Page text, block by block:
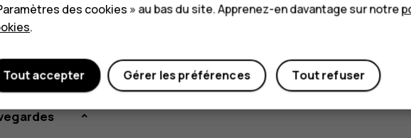
des cookies » au bas du site. Apprenez-en davantage sur notre
.
Tout refuser
Gérer les préférences
Tout accepter